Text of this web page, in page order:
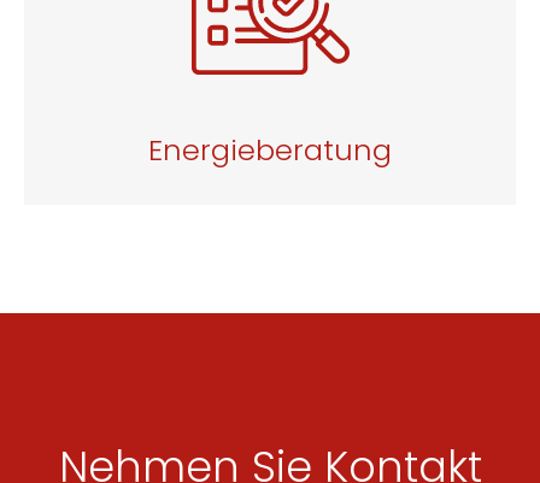
Energieberatung
Nehmen Sie Kontakt